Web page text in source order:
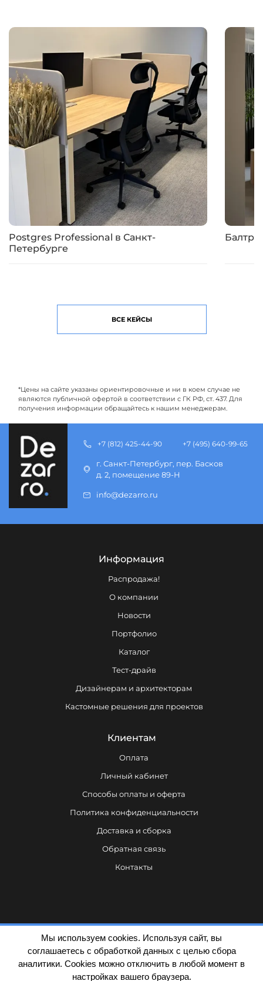
Postgres Professional в Санкт-
Петербурге
ВСЕ КЕЙСЫ
*Цены на сайте указаны ориентировочные и ни в коем случае не
являются публичной офертой в соответствии с ГК РФ, ст. 437. Для
получения информации обращайтесь к нашим менеджерам.
Информация
Распродажа!
О компании
Новости
Портфолио
Каталог
Тест-драйв
Дизайнерам и архитекторам
Кастомные решения для проектов
Клиентам
Оплата
Личный кабинет
Способы оплаты и оферта
Политика конфиденциальности
Доставка и сборка
Обратная связь
Контакты
Политика конфиденциальности
© Dezarro ИНН 7839480664 / ОГРН 1137847225790
+7 (812) 425-44-90 +7 (495) 640-99-65
г. Санкт-Петербург, пер. Басков
д. 2, помещение 89-Н
info@dezarro.ru
Мы используем cookies. Используя сайт, вы
соглашаетесь с обработкой данных с целью сбора
аналитики. Cookies можно отключить в любой момент в
настройках вашего браузера.